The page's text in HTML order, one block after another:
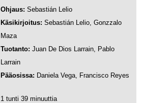
Ohjaus: Sebastián Lelio
Käsikirjoitus: Sebastián Lelio, Gonzzalo
Maza
Tuotanto: Juan De Dios Larrain, Pablo
Larrain
Pääosissa: Daniela Vega, Francisco Reyes
1 tunti 39 minuuttia